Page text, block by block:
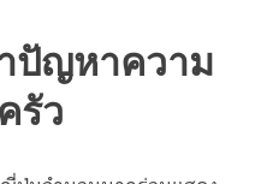
ปัญหาความ
รัว